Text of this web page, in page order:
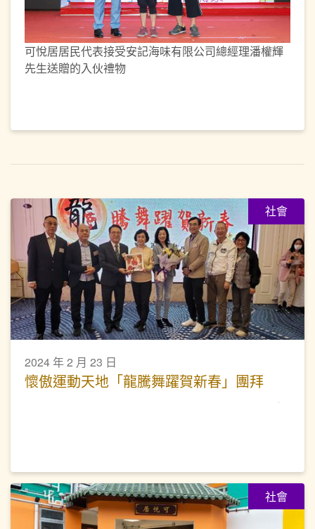
可悅居居民代表接受安記海味有限公司總經理潘權輝
先生送贈的入伙禮物
社會
2024 年 2 月 23 日
懷傲運動天地「龍騰舞躍賀新春」團拜
社會